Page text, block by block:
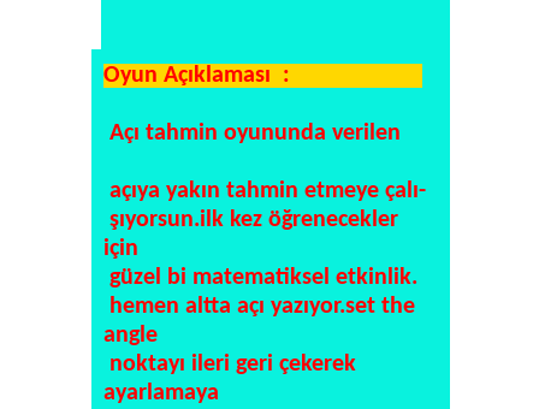
Oyun Açıklaması :
Açı tahmin oyununda verilen
açıya yakın tahmin etmeye çalı-
şıyorsun.ilk kez öğrenecekler
için
güzel bi matematiksel etkinlik.
hemen altta açı yazıyor.set the
angle
noktayı ileri geri çekerek
ayarlamaya